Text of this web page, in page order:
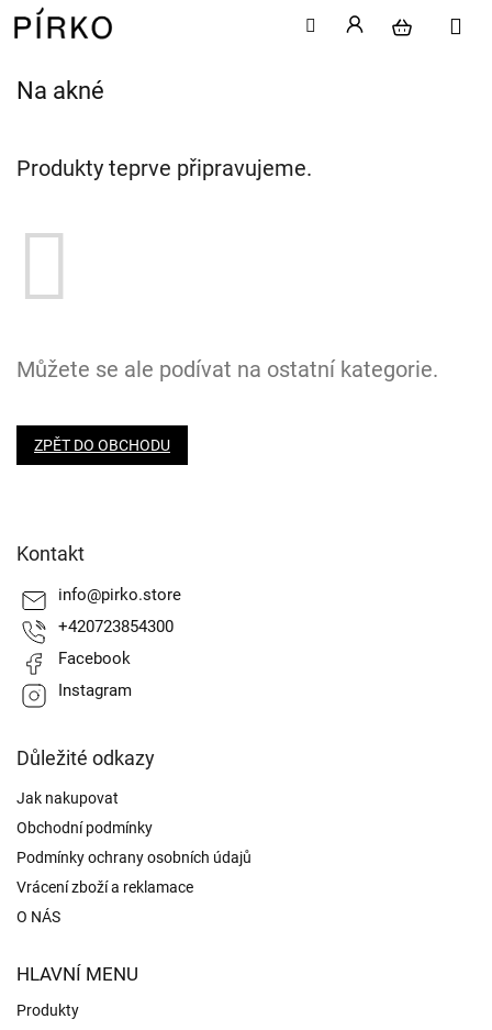
PřejítNa akné
Produkty teprve připravujeme.
Můžete se ale podívat na ostatní kategorie.
ZPĚT DO OBCHODU
Kontakt
info@pirko.store
+420723854300
Facebook
Instagram
Důležité odkazy
Jak nakupovat
Obchodní podmínky
Podmínky ochrany osobních údajů
Vrácení zboží a reklamace
O NÁS
HLAVNÍ MENU
Produkty